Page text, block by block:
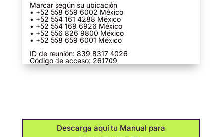
Marcar según su ubicación
• +52 558 659 6002 México
• +52 554 161 4288 México
• +52 554 169 6926 México
• +52 556 826 9800 México
• +52 558 659 6001 México
ID de reunión: 839 8317 4026
Código de acceso: 261709
Descarga aquí tu Manual para